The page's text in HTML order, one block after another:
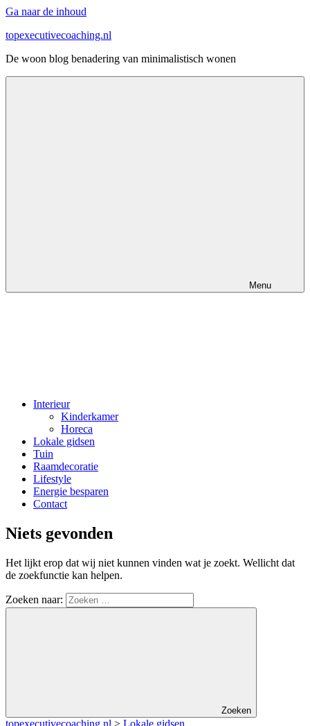
Ga naar de inhoud
topexecutivecoaching.nl
De woon blog benadering van minimalistisch wonen
Menu
Interieur
Kinderkamer
Horeca
Lokale gidsen
Tuin
Raamdecoratie
Lifestyle
Energie besparen
Contact
Niets gevonden
Het lijkt erop dat wij niet kunnen vinden wat je zoekt. Wellicht dat
de zoekfunctie kan helpen.
Zoeken naar:
Zoeken
topexecutivecoaching.nl > Lokale gidsen